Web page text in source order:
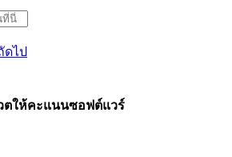
ดไป
ตให้คะแนนซอฟต์แวร์